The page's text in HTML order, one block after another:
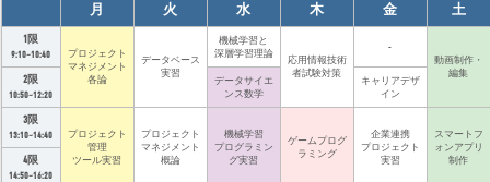
月 火 水 木 金 土
1限
9:10~10:40
プロジェクト
マネジメント
各論
データベース
実習
機械学習と
深層学習理論
応用情報技術
者試験対策
-
動画制作・
編集
2限
10:50~12:20
データサイエ
ンス数学
キャリアデザ
イン
3限
13:10~14:40
プロジェクト
管理
ツール実習
プロジェクト
マネジメント
概論
機械学習
プログラミン
グ実習
ゲームプログ
ラミング
企業連携
プロジェクト
実習
スマートフ
ォン アプリ
制作
4限
14:50~16:20